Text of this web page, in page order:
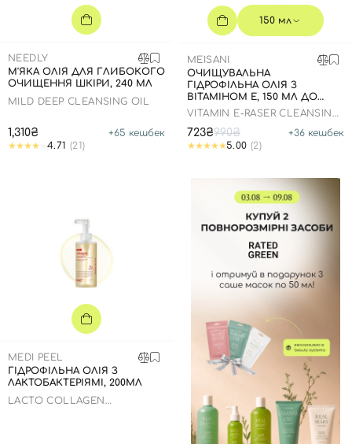
NEEDLY
М'ЯКА ОЛІЯ ДЛЯ ГЛИБОКОГО
ОЧИЩЕННЯ ШКІРИ, 240 МЛ
MILD DEEP CLEANSING OIL
1,310₴ +65 кешбек
4.71 (21)
150 мл
MEISANI
ОЧИЩУВАЛЬНА
ГІДРОФІЛЬНА ОЛІЯ З
ВІТАМІНОМ Е, 150 МЛ ДО
21.12.2026 РОКУ
VITAMIN E-RASER CLEANSING
723₴990₴ +36 кешбек
5.00 (2)
MEDI PEEL
ГІДРОФІЛЬНА ОЛІЯ З
ЛАКТОБАКТЕРІЯМІ, 200МЛ
LACTO COLLAGEN